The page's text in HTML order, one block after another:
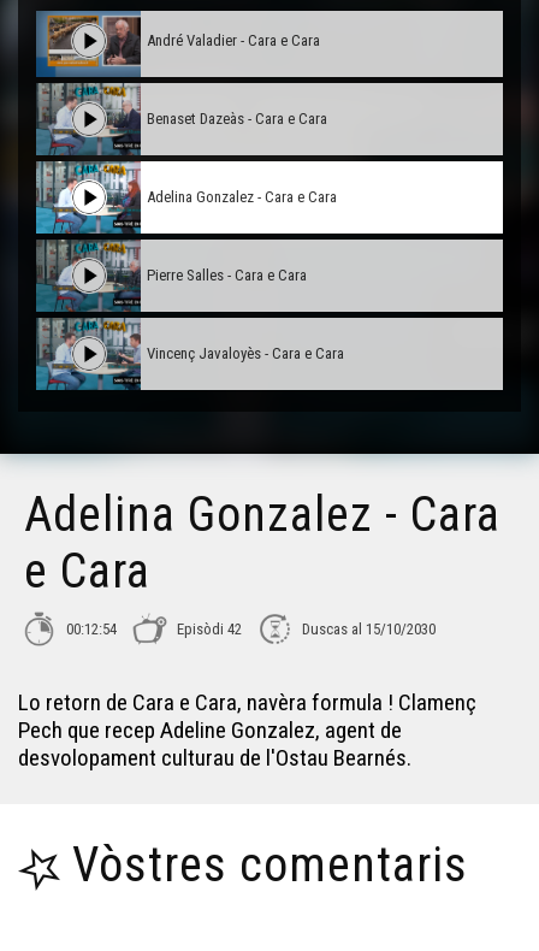
André Valadier - Cara e Cara
Benaset Dazeàs - Cara e Cara
Adelina Gonzalez - Cara e Cara
Pierre Salles - Cara e Cara
Vincenç Javaloyès - Cara e Cara
Sèrgi Mauhourat - Cara e Cara
Nadège Pehau - Cara e Cara
Adelina Gonzalez - Cara
e Cara
00:12:54 Episòdi 42 Duscas al 15/10/2030
Lo retorn de Cara e Cara, navèra formula ! Clamenç
Pech que recep Adeline Gonzalez, agent de
desvolopament culturau de l'Ostau Bearnés.
Vòstres comentaris